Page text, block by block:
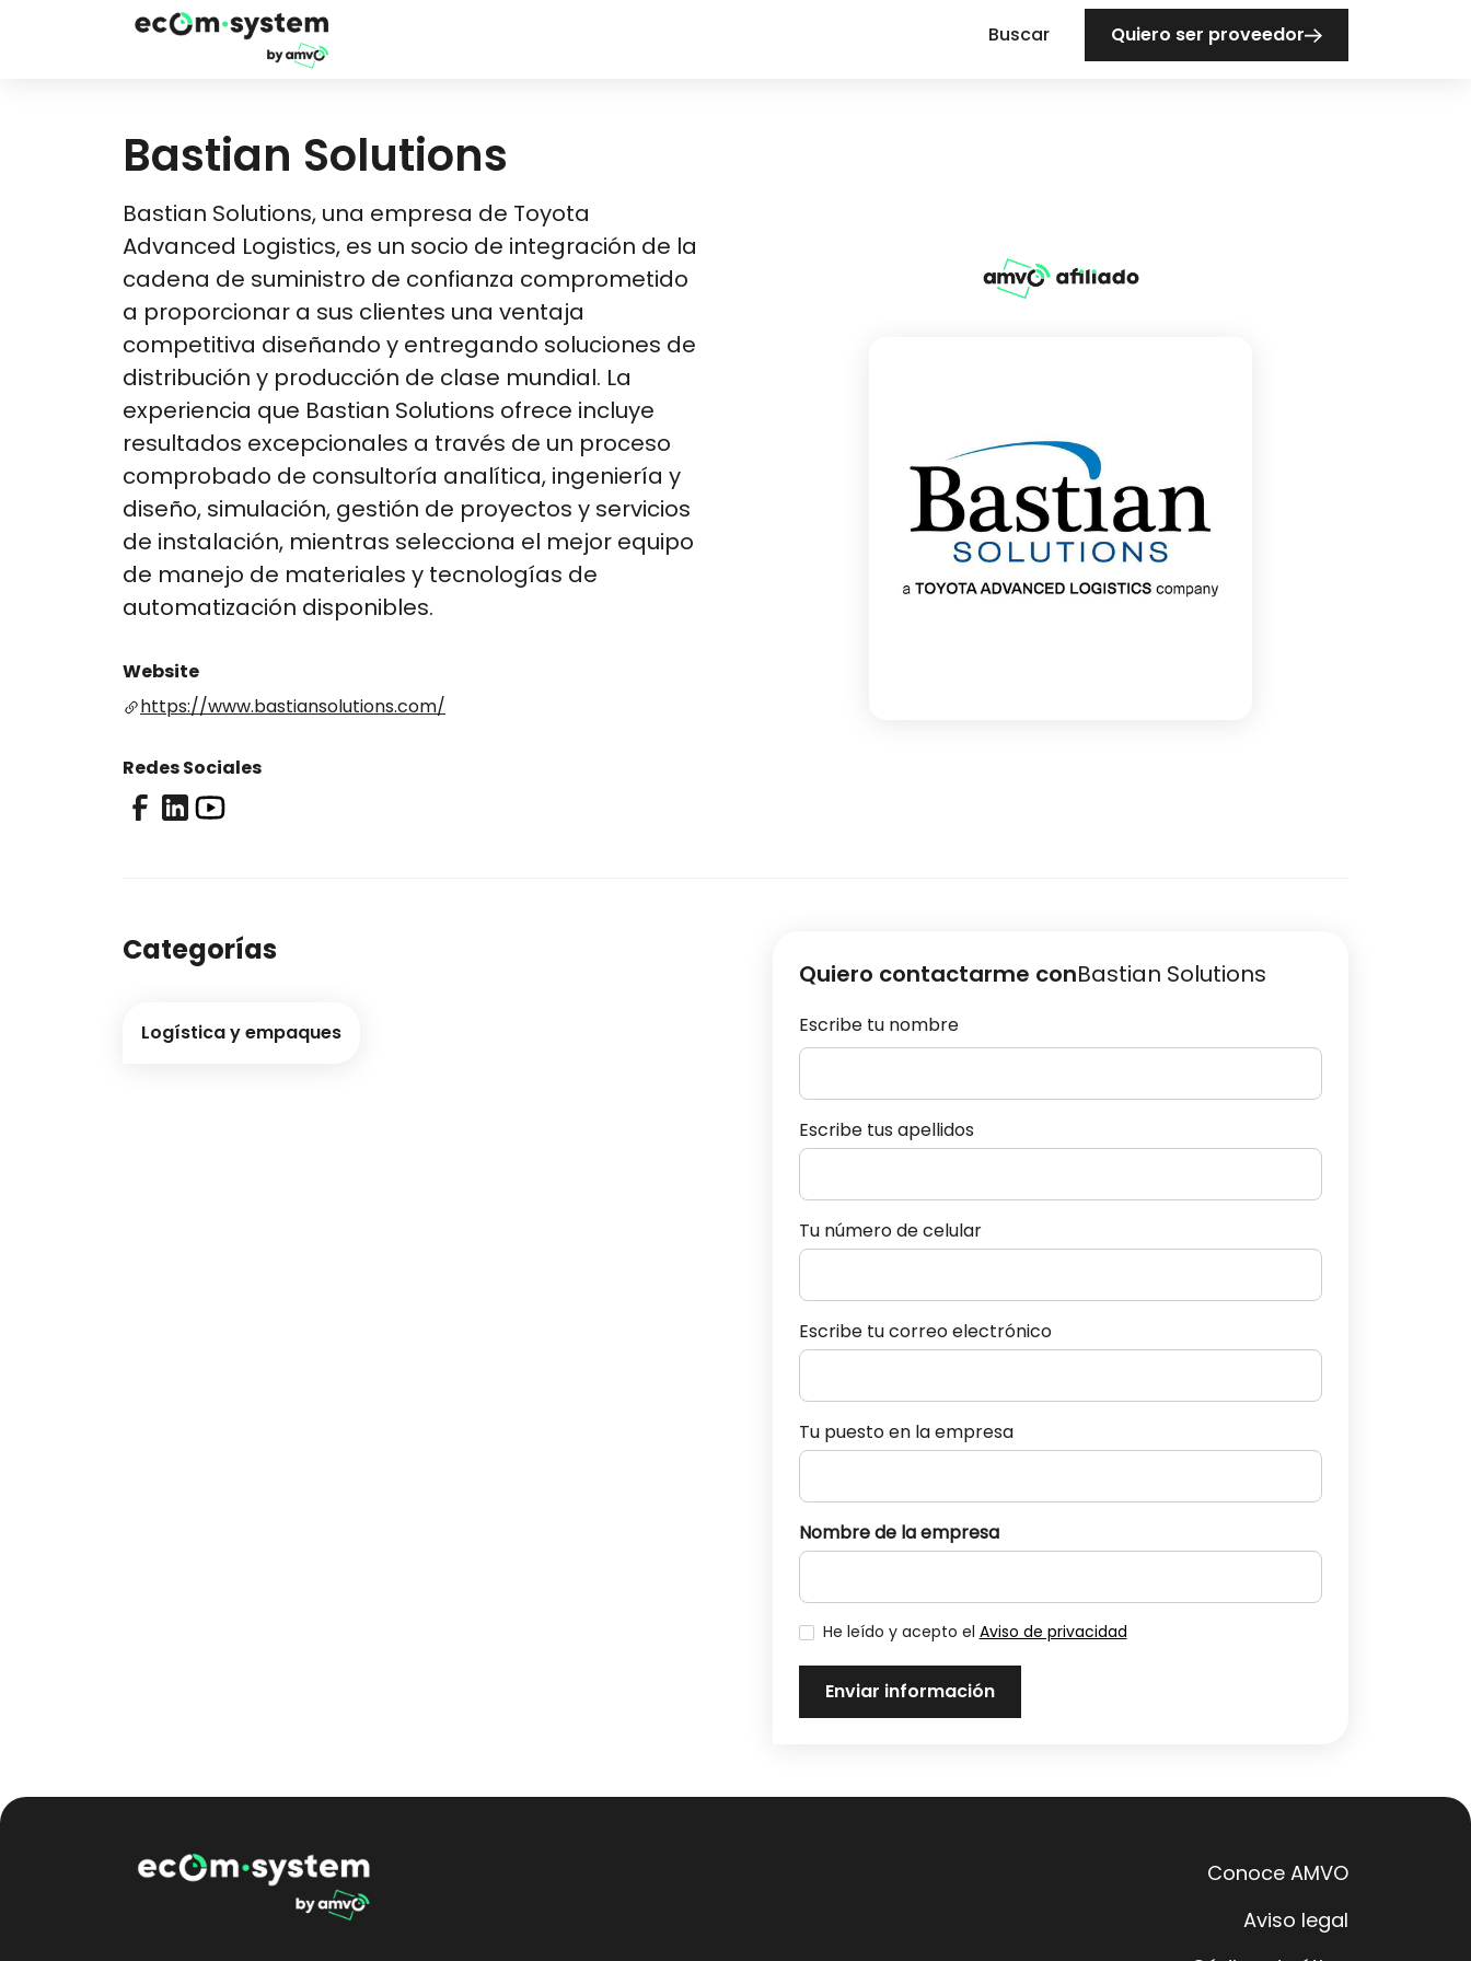
Buscar Quiero ser proveedor
Bastian Solutions
Bastian Solutions, una empresa de Toyota
Advanced Logistics, es un socio de integración de la
cadena de suministro de confianza comprometido
a proporcionar a sus clientes una ventaja
competitiva diseñando y entregando soluciones de
distribución y producción de clase mundial. La
experiencia que Bastian Solutions ofrece incluye
resultados excepcionales a través de un proceso
comprobado de consultoría analítica, ingeniería y
diseño, simulación, gestión de proyectos y servicios
de instalación, mientras selecciona el mejor equipo
de manejo de materiales y tecnologías de
automatización disponibles.
Website
https://www.bastiansolutions.com/
Redes Sociales
Categorías
Logística y empaques
Quiero contactarme conBastian Solutions
Escribe tu nombre
Escribe tus apellidos
Tu número de celular
Escribe tu correo electrónico
Tu puesto en la empresa
Nombre de la empresa
He leído y acepto el Aviso de privacidad
Conoce AMVO
Aviso legal